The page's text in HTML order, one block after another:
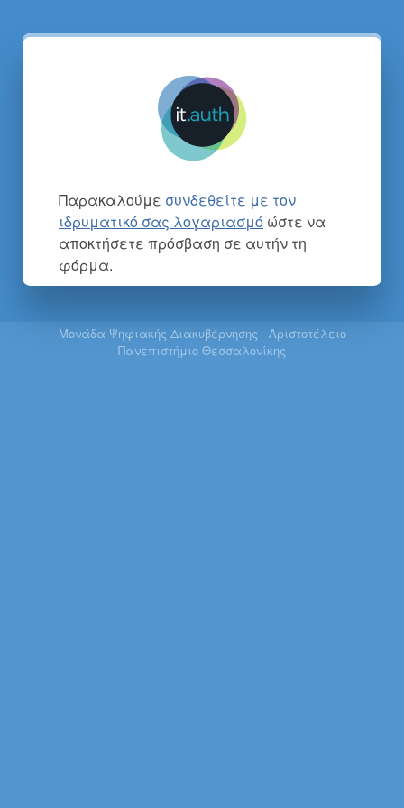
Παρακαλούμε συνδεθείτε με τον
ιδρυματικό σας λογαριασμό ώστε να
αποκτήσετε πρόσβαση σε αυτήν τη
φόρμα.
Μονάδα Ψηφιακής Διακυβέρνησης - Αριστοτέλειο
Πανεπιστήμιο Θεσσαλονίκης